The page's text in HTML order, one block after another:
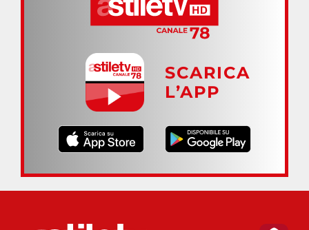
SCARICA
L’APP